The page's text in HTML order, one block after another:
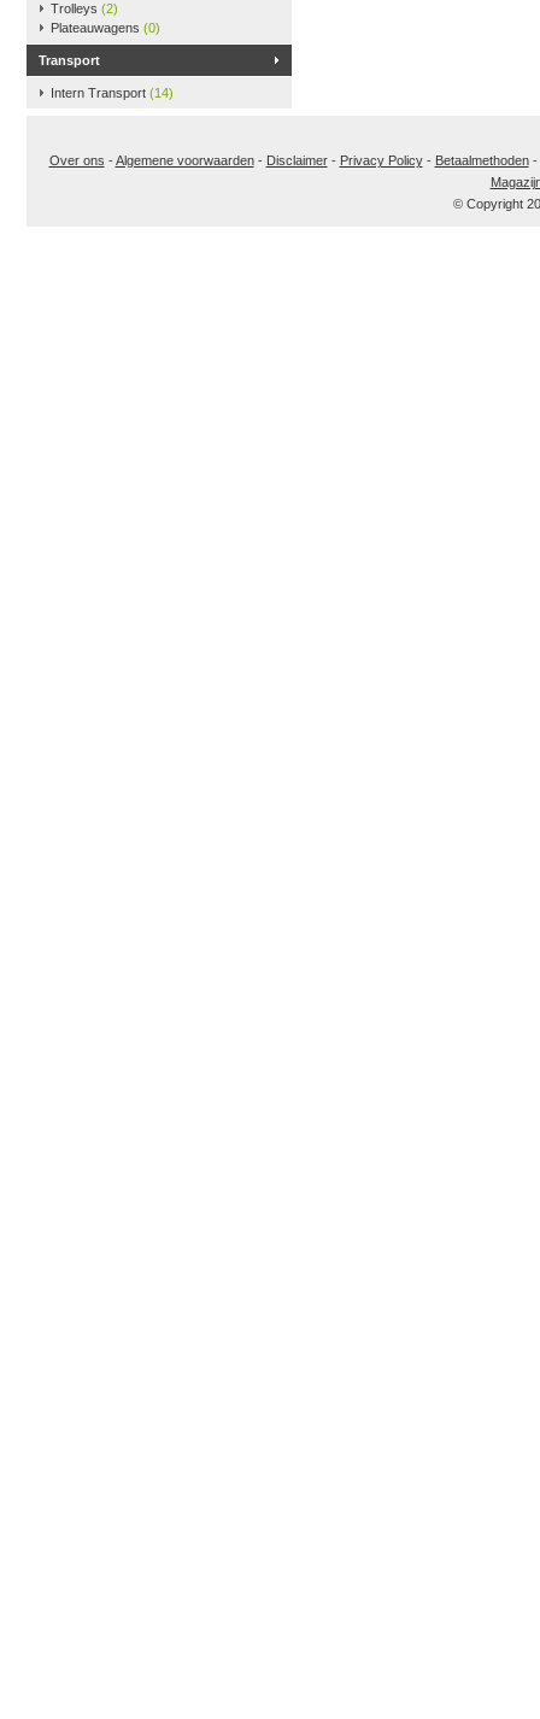
Trolleys (2)
Plateauwagens (0)
Transport
Intern Transport (14)
Over ons -Algemene voorwaarden- Disclaimer- Privacy Policy- Betaalmethoden-
© Copyright